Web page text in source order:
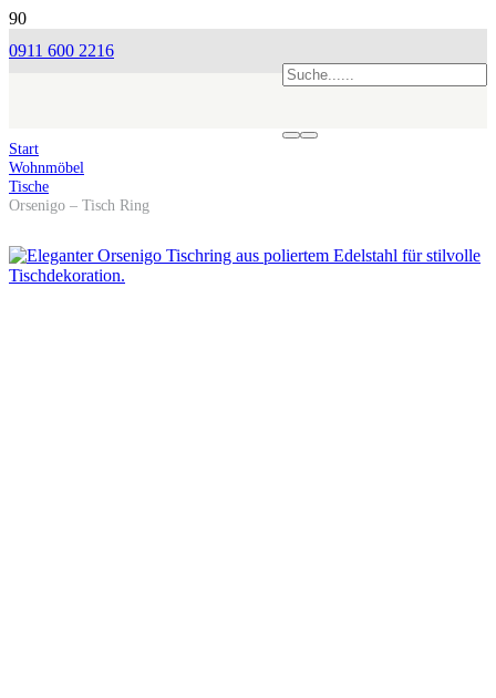
0911 600 2216
Start
Wohnmöbel
Tische
Orsenigo – Tisch Ring